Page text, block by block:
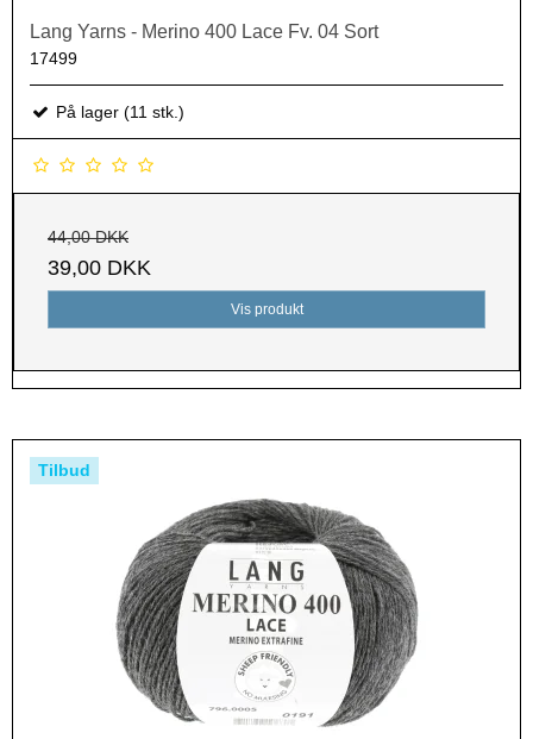
Lang Yarns - Merino 400 Lace Fv. 04 Sort
17499
På lager (11 stk.)
44,00 DKK
39,00 DKK
Vis produkt
Tilbud